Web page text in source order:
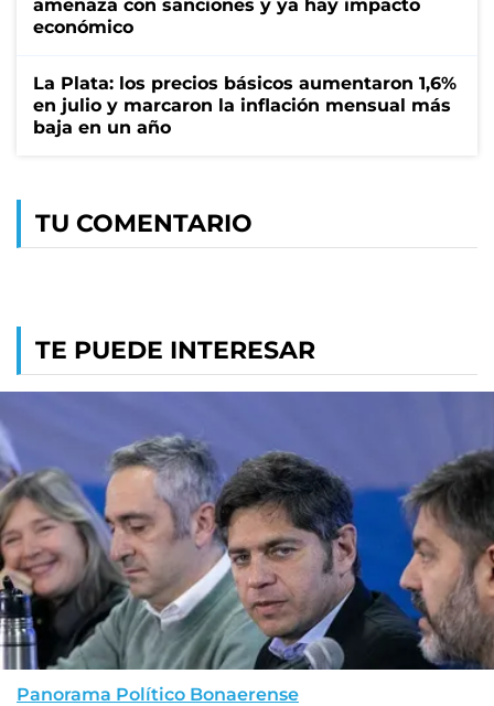
amenaza con sanciones y ya hay impacto
económico
La Plata: los precios básicos aumentaron 1,6%
en julio y marcaron la inflación mensual más
baja en un año
TU COMENTARIO
TE PUEDE INTERESAR
Panorama Político Bonaerense